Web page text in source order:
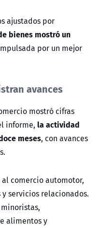
ajustados por
bienes mostró un
por un mejor
avances
mostró cifras
informe, la actividad
meses, con avances
comercio automotor,
servicios relacionados.
alimentos y